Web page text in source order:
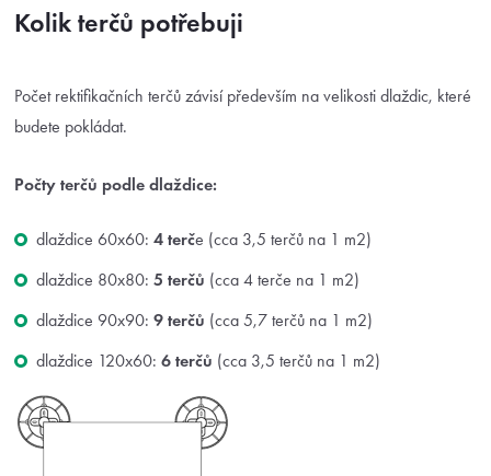
Kolik terčů potřebuji
Počet rektifikačních terčů závisí především na velikosti dlaždic, které
budete pokládat.
Počty terčů podle dlaždice:
dlaždice 60x60: 4 terče (cca 3,5 terčů na 1 m2)
dlaždice 80x80: 5 terčů (cca 4 terče na 1 m2)
dlaždice 90x90: 9 terčů (cca 5,7 terčů na 1 m2)
dlaždice 120x60: 6 terčů (cca 3,5 terčů na 1 m2)